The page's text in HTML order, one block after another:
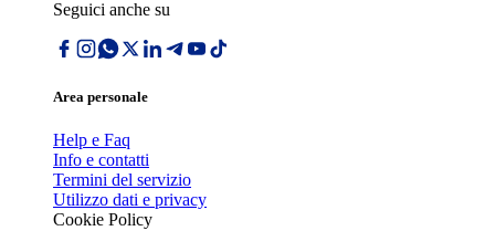
Seguici anche su
Area personale
Help e Faq
Info e contatti
Termini del servizio
Utilizzo dati e privacy
Cookie Policy